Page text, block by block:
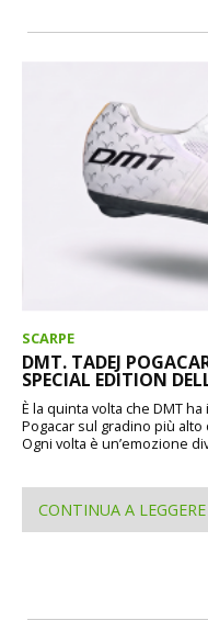
SCARPE
DMT. TADEJ
SPECIAL EDITION
È la quinta volta che DMT
Pogacar sul gradino più
Ogni volta è un’emozione
CONTINUA A LEGGERE